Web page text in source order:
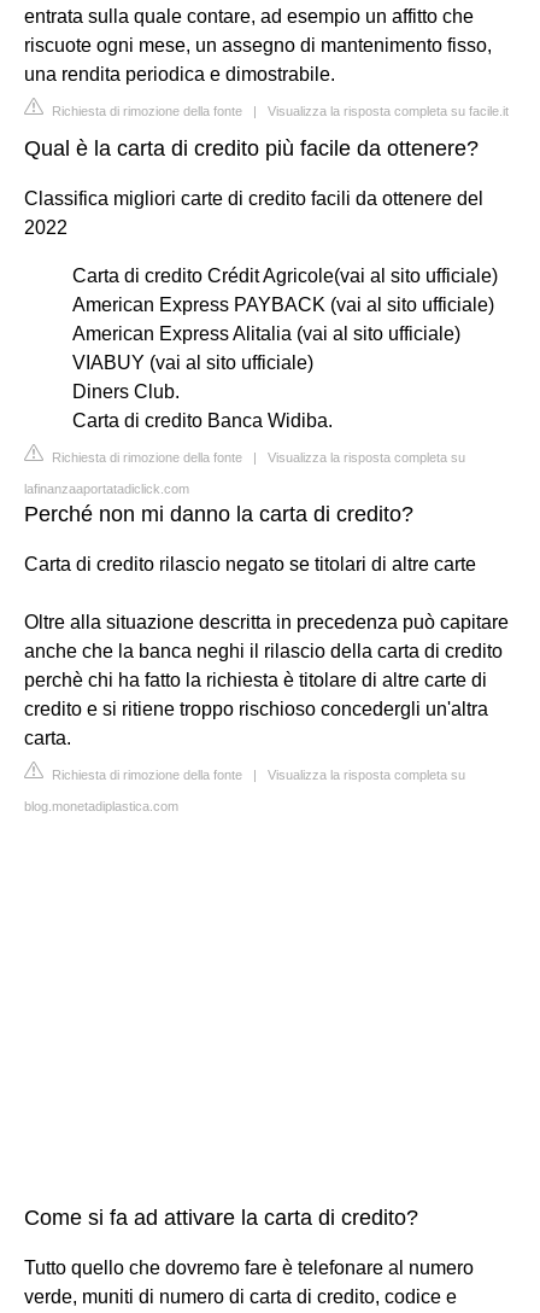
entrata sulla quale contare, ad esempio un affitto che
riscuote ogni mese, un assegno di mantenimento fisso,
una rendita periodica e dimostrabile.
Richiesta di rimozione della fonte | Visualizza la risposta completa su facile.it
Qual è la carta di credito più facile da ottenere?
Classifica migliori carte di credito facili da ottenere del
2022
Carta di credito Crédit Agricole(vai al sito ufficiale)
American Express PAYBACK (vai al sito ufficiale)
American Express Alitalia (vai al sito ufficiale)
VIABUY (vai al sito ufficiale)
Diners Club.
Carta di credito Banca Widiba.
Richiesta di rimozione della fonte | Visualizza la risposta completa su
lafinanzaaportatadiclick.com
Perché non mi danno la carta di credito?
Carta di credito rilascio negato se titolari di altre carte
Oltre alla situazione descritta in precedenza può capitare
anche che la banca neghi il rilascio della carta di credito
perchè chi ha fatto la richiesta è titolare di altre carte di
credito e si ritiene troppo rischioso concedergli un'altra
carta.
Richiesta di rimozione della fonte | Visualizza la risposta completa su
blog.monetadiplastica.com
Come si fa ad attivare la carta di credito?
Tutto quello che dovremo fare è telefonare al numero
verde, muniti di numero di carta di credito, codice e